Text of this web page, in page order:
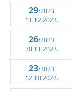
29/2023
11.12.2023.
26/2023
30.11.2023.
23/2023
12.10.2023.